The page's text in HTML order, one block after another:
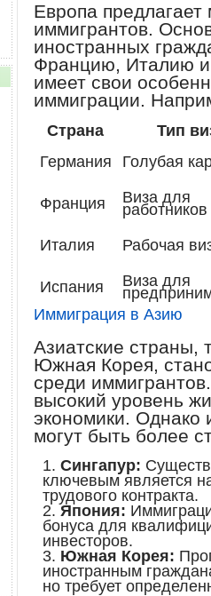
Европа
иммигрантов.
иностранных
Францию, Италию
имеет свои
иммиграции.
Страна
Тип
Германия
Голубая
Франция Виза для
работников
Италия
Рабочая
Испания Виза для
Иммиграция в Азию
Азиатские страны,
Южная Корея,
среди
высокий уровень
экономики. Однако
могут быть более
Сингапур:
ключевым является
трудового контракта.
Япония:
бонуса для
инвесторов.
Южная Корея:
иностранным
но требует